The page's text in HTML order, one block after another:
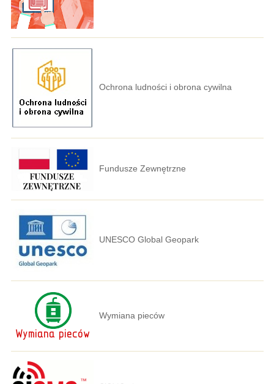
Ochrona ludności i obrona cywilna
Fundusze Zewnętrzne
UNESCO Global Geopark
Wymiana pieców